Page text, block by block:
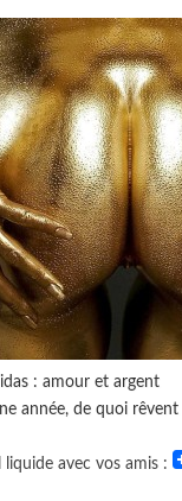
: amour et argent
année, de quoi rêvent
liquide avec vos amis :